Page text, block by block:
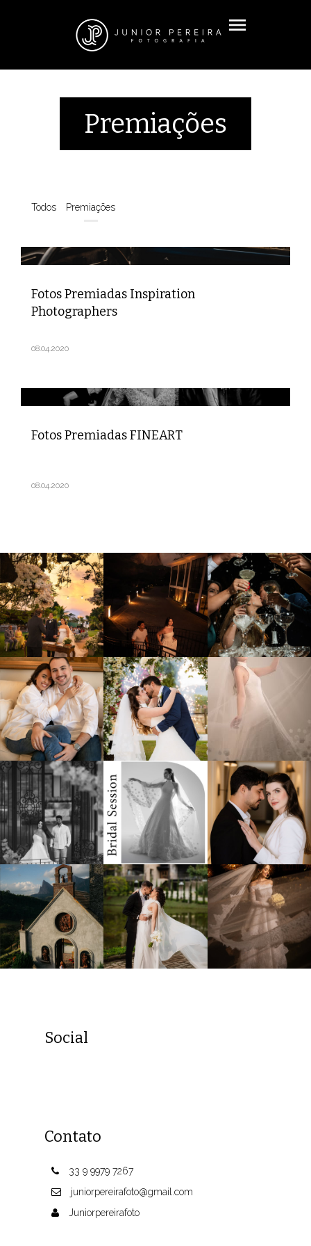
menu
Premiações
Todos Premiações
Fotos Premiadas Inspiration
Photographers
08.04.2020
Fotos Premiadas FINEART
08.04.2020
Social
Contato
33 9 9979 7267
juniorpereirafoto@gmail.com
Juniorpereirafoto